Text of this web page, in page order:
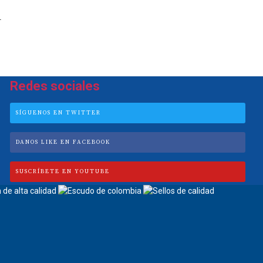
Redes sociales
SÍGUENOS EN TWITTER
DANOS LIKE EN FACEBOOK
SUSCRÍBETE EN YOUTUBE